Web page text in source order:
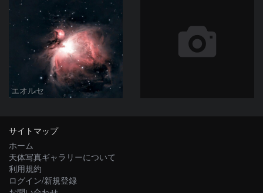
エオルセ
サイトマップ
ホーム
天体写真ギャラリーについて
利用規約
ログイン/新規登録